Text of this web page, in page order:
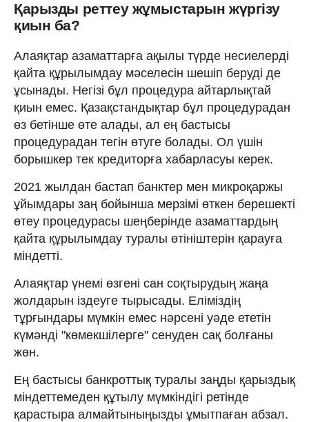
Қарызды реттеу жұмыстарын жүргізу
қиын ба?
Алаяқтар азаматтарға ақылы түрде несиелерді
қайта құрылымдау мәселесін шешіп беруді де
ұсынады. Негізі бұл процедура айтарлықтай
қиын емес. Қазақстандықтар бұл процедурадан
өз бетінше өте алады, ал ең бастысы
процедурадан тегін өтуге болады. Ол үшін
борышкер тек кредиторға хабарласуы керек.
2021 жылдан бастап банктер мен микроқаржы
ұйымдары заң бойынша мерзімі өткен берешекті
өтеу процедурасы шеңберінде азаматтардың
қайта құрылымдау туралы өтініштерін қарауға
міндетті.
Алаяқтар үнемі өзгені сан соқтырудың жаңа
жолдарын іздеуге тырысады. Еліміздің
тұрғындары мүмкін емес нәрсені уәде ететін
күмәнді "көмекшілерге" сенуден сақ болғаны
жөн.
Ең бастысы банкроттық туралы заңды қарыздық
міндеттемеден құтылу мүмкіндігі ретінде
қарастыра алмайтыныңызды ұмытпаған абзал.